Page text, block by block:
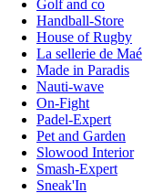
Golf and co
Handball-Store
House of Rugby
La sellerie de Maé
Made in Paradis
Nauti-wave
On-Fight
Padel-Expert
Pet and Garden
Slowood Interior
Smash-Expert
Sneak'In